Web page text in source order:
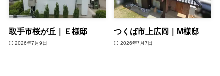
取手市桜が丘｜Ｅ様邸
2026年7月9日
つくば市上広岡｜M様邸
2026年7月7日